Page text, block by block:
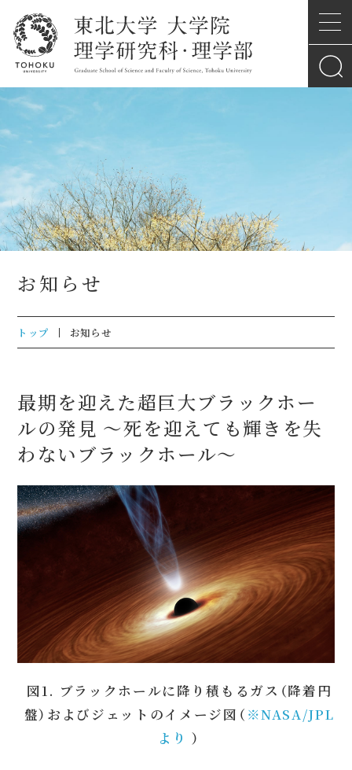
お知らせ
トップ お知らせ
最期を迎えた超巨大ブラックホー
ルの発見 〜死を迎えても輝きを失
わないブラックホール〜
図1. ブラックホールに降り積もるガス（降着円
盤）およびジェットのイメージ図（ ※NASA/JPL
より ）